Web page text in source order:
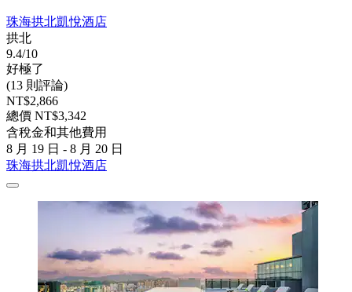
珠海拱北凱悅酒店
拱北
9.4/10
好極了
(13 則評論)
NT$2,866
總價 NT$3,342
含稅金和其他費用
8 月 19 日 - 8 月 20 日
珠海拱北凱悅酒店